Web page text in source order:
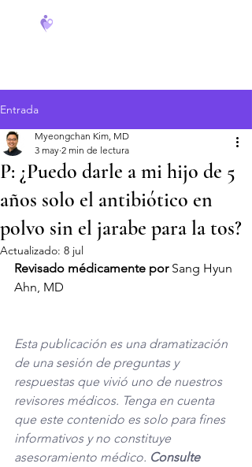
Entrada
P: ¿Puedo darle a mi hijo de 5
años solo el antibiótico en
polvo sin el jarabe para la tos?
Myeongchan Kim, MD
3 may 2 min de lectura
Actualizado: 8 jul
Revisado médicamente por Sang Hyun
Ahn, MD
Esta publicación es una dramatización
de una sesión de preguntas y
respuestas que vivió uno de nuestros
revisores médicos. Tenga en cuenta
que este contenido es solo para fines
informativos y no constituye
asesoramiento médico. Consulte